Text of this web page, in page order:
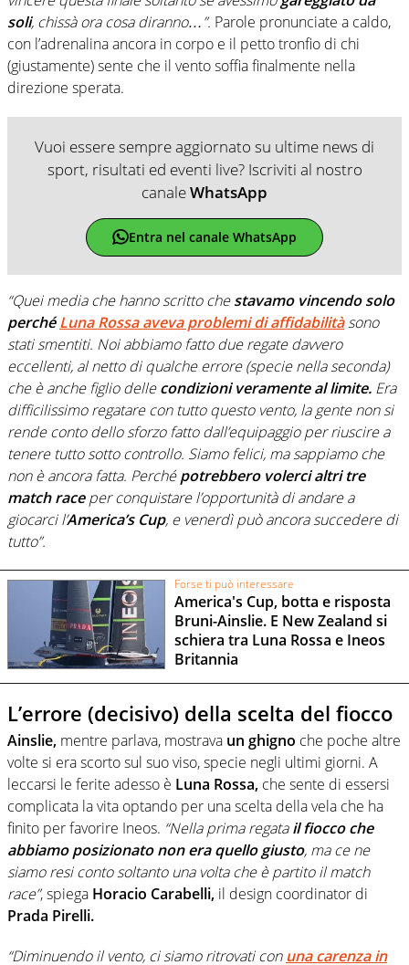
soli, chissà ora cosa diranno…”. Parole pronunciate a caldo,
con l’adrenalina ancora in corpo e il petto tronfio di chi
(giustamente) sente che il vento soffia finalmente nella
direzione sperata.
Vuoi essere sempre aggiornato su ultime news di
sport, risultati ed eventi live? Iscriviti al nostro
canaleWhatsApp
Entra nel canale WhatsApp
“Quei media che hanno scritto chestavamo vincendo solo
perchéLuna Rossa aveva problemi di affidabilitàsono
stati smentiti. Noi abbiamo fatto due regate davvero
eccellenti, al netto di qualche errore (specie nella seconda)
che è anche figlio dellecondizioni veramente al limite. Era
difficilissimo regatare con tutto questo vento, la gente non si
rende conto dello sforzo fatto dall’equipaggio per riuscire a
tenere tutto sotto controllo. Siamo felici, ma sappiamo che
non è ancora fatta. Perchépotrebbero volerci altri tre
match raceper conquistare l’opportunità di andare a
giocarci l’America’s Cup, e venerdì può ancora succedere di
tutto”.
Forse ti può interessare
America's Cup, botta e risposta
Bruni-Ainslie. E New Zealand si
schiera tra Luna Rossa e Ineos
Britannia
L’errore (decisivo) della scelta del fiocco
Ainslie, mentre parlava, mostrava un ghigno che poche altre
volte si era scorto sul suo viso, specie negli ultimi giorni. A
leccarsi le ferite adesso è Luna Rossa, che sente di essersi
complicata la vita optando per una scelta della vela che ha
finito per favorire Ineos. “Nella prima regatail fiocco che
abbiamo posizionato non era quello giusto, ma ce ne
siamo resi conto soltanto una volta che è partito il match
race”, spiega Horacio Carabelli, il design coordinator di
Prada Pirelli.
“Diminuendo il vento, ci siamo ritrovati con una carenza in